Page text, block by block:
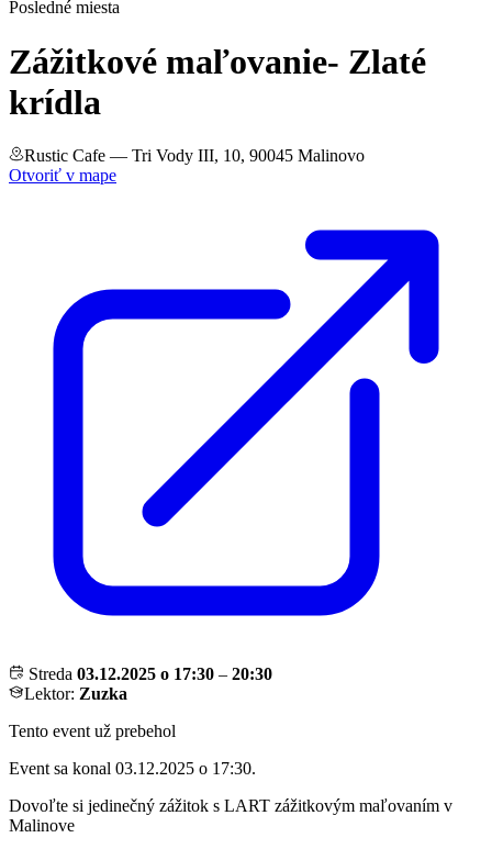
Posledné miesta
Zážitkové maľovanie- Zlaté
krídla
Rustic Cafe — Tri Vody III, 10, 90045 Malinovo
Otvoriť v mape
Streda 03.12.2025 o 17:30 – 20:30
Lektor: Zuzka
Tento event už prebehol
Event sa konal 03.12.2025 o 17:30.
Dovoľte si jedinečný zážitok s LART zážitkovým maľovaním v
Malinove